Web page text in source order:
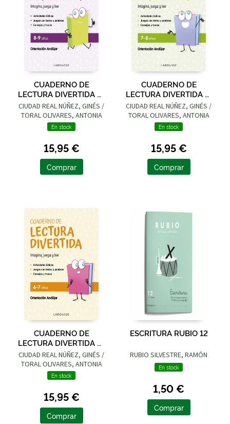
CUADERNO DE
LECTURA DIVERTIDA 8-
9 AÑOS
CIUDAD REAL NÚÑEZ, GINÉS /
TORAL OLIVARES, ANTONIA
En stock
15,95 €
Comprar
CUADERNO DE
LECTURA DIVERTIDA 7-
8 AÑOS
CIUDAD REAL NÚÑEZ, GINÉS /
TORAL OLIVARES, ANTONIA
En stock
15,95 €
Comprar
CUADERNO DE
LECTURA DIVERTIDA 6-
7 AÑOS
CIUDAD REAL NÚÑEZ, GINÉS /
TORAL OLIVARES, ANTONIA
En stock
15,95 €
Comprar
ESCRITURA RUBIO 12
RUBIO SILVESTRE, RAMÓN
En stock
1,50 €
Comprar